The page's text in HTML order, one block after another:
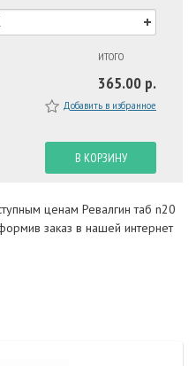
ИТОГО
365.00 р.
Добавить в избранное
В КОРЗИНУ
ценам Ревалгин таб n20
заказ в нашей интернет